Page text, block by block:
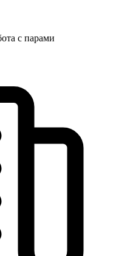
с парами